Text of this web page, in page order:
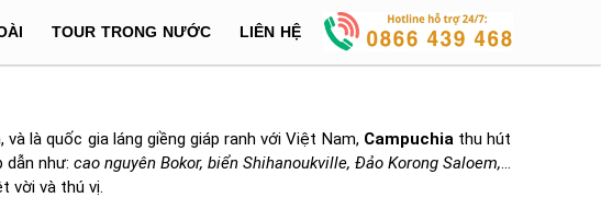
TOUR TRONG NƯỚC LIÊN HỆ
là quốc gia láng giềng giáp ranh với Việt Nam, Campuchia thu hút
dẫn như: cao nguyên Bokor, biển Shihanoukville, Đảo Korong Saloem,
vời và thú vị.